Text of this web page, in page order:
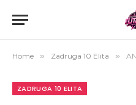
Home » Zadruga 10 Elita » ANĐELO JE
ZADRUGA 10 ELITA